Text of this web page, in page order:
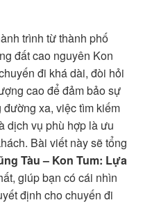
trình từ thành phố
đất cao nguyên Kon
đi khá dài, đòi hỏi
cao để đảm bảo sự
xa, việc tìm kiếm
dịch vụ phù hợp là ưu
Bài viết này sẽ tổng
Tàu – Kon Tum: Lựa
giúp bạn có cái nhìn
định cho chuyến đi